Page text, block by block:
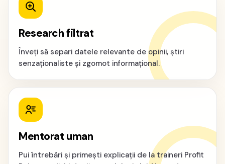
Research filtrat
Înveți să separi datele relevante de opinii, știri
senzaționaliste și zgomot informațional.
Mentorat uman
Pui întrebări și primești explicații de la traineri Profit